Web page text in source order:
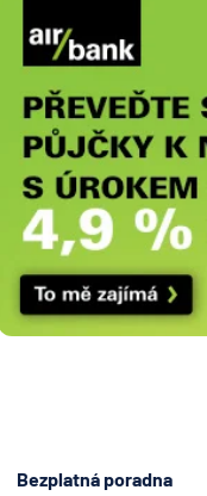
Bezplatná poradna